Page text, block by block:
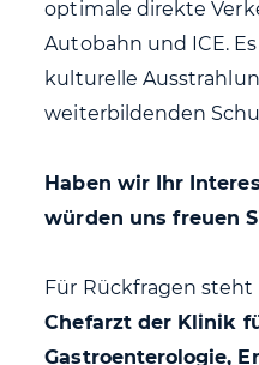
optimale direkte
Autobahn und ICE.
kulturelle
weiterbildenden
Haben wir Ihr
würden uns freuen
Für Rückfragen
Chefarzt der Klinik
Gastroenterologie,